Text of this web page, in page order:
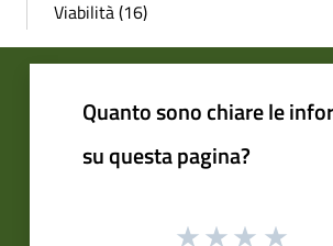
Viabilità (16)
Quanto sono chiare le
su questa pagina?